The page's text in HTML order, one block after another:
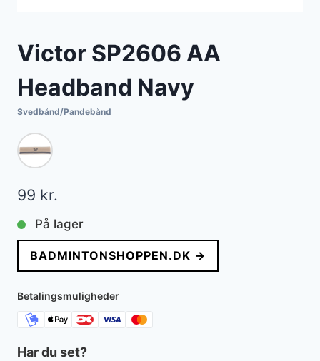
Victor SP2606 AA
Headband Navy
Svedbånd/Pandebånd
99 kr.
På lager
BADMINTONSHOPPEN.DK →
Betalingsmuligheder
Har du set?